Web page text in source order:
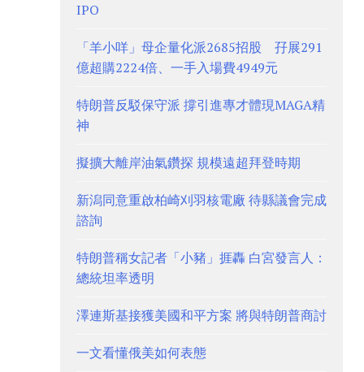
IPO
「羊小咩」母企量化派2685招股 孖展291
億超購2224倍、一手入場費4949元
特朗普反駁保守派 撐引進專才體現MAGA精
神
擬擴大離岸油氣鑽探 規模遠超拜登時期
新潟同意重啟柏崎刈羽核電廠 待縣議會完成
諮詢
特朗普稱女記者「小豬」捱轟 白宮發言人：
總統坦率透明
澤連斯基接獲美國和平方案 將與特朗普商討
一文看懂俄美如何表態